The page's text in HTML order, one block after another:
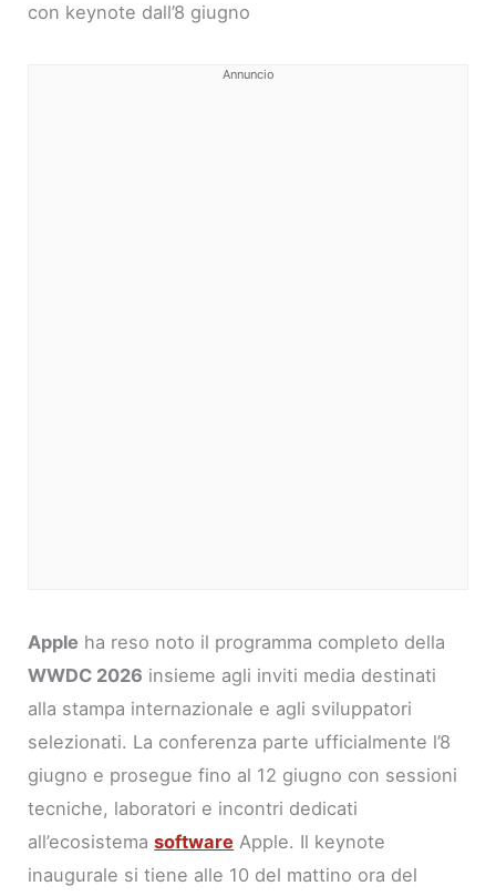
con keynote dall’8 giugno
Annuncio
Apple ha reso noto il programma completo della
WWDC 2026 insieme agli inviti media destinati
alla stampa internazionale e agli sviluppatori
selezionati. La conferenza parte ufficialmente l’8
giugno e prosegue fino al 12 giugno con sessioni
tecniche, laboratori e incontri dedicati
all’ecosistemasoftware Apple. Il keynote
inaugurale si tiene alle 10 del mattino ora del